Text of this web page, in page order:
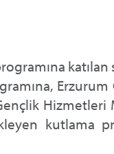
kutlama